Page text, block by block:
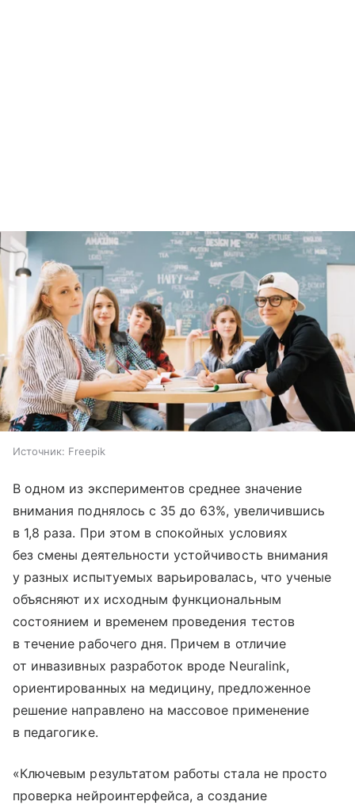
Источник: Freepik
В одном из экспериментов среднее значение
внимания поднялось с 35 до 63%, увеличившись
в 1,8 раза. При этом в спокойных условиях
без смены деятельности устойчивость внимания
у разных испытуемых варьировалась, что ученые
объясняют их исходным функциональным
состоянием и временем проведения тестов
в течение рабочего дня. Причем в отличие
от инвазивных разработок вроде Neuralink,
ориентированных на медицину, предложенное
решение направлено на массовое применение
в педагогике.
«Ключевым результатом работы стала не просто
проверка нейроинтерфейса, а создание